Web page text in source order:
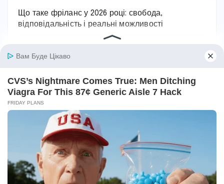
Що таке фріланс у 2026 році: свобода,
відповідальність і реальні можливості
Скільки районів в Україні: повна картина
сучасного поділу
Мінімалка в Україні 2026: скільки платять, як
змінювалася і на що впливає
Левченко Марія: від Кварталу 95 до Офісу
Президента